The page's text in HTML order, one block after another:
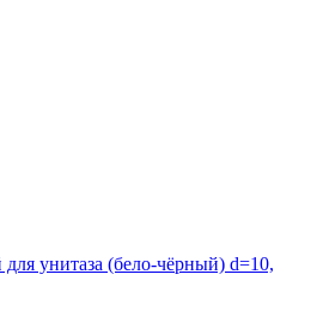
унитаза (бело-чёрный) d=10,